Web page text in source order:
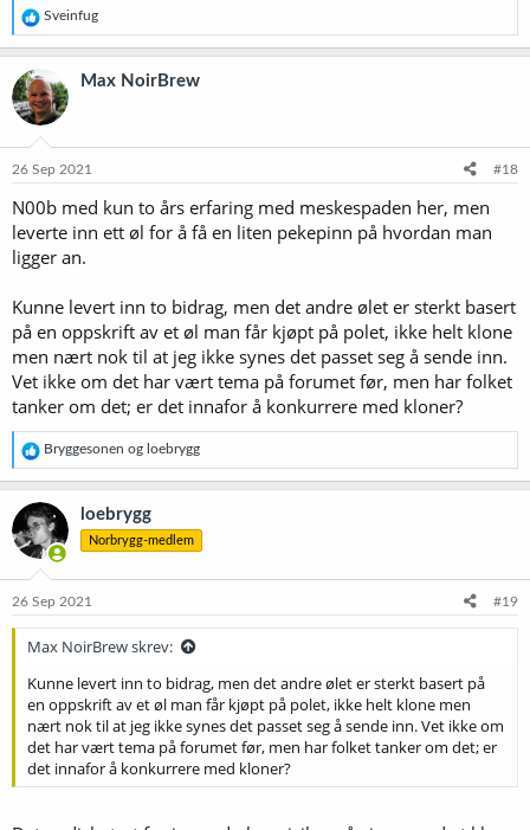
R
e
a
s
j
o
e
:
Sveinfug
Max NoirBrew
26 Sep 2021 #18
N00b med kun to års erfaring med meskespaden her, men
leverte inn ett øl for å få en liten pekepinn på hvordan man
ligger an.
Kunne levert inn to bidrag, men det andre ølet er sterkt basert
på en oppskrift av et øl man får kjøpt på polet, ikke helt klone
men nært nok til at jeg ikke synes det passet seg å sende inn.
Vet ikke om det har vært tema på forumet før, men har folket
tanker om det; er det innafor å konkurrere med kloner?
R
e
a
k
s
j
o
e
Bryggesonen og loebrygg
loebrygg
Norbrygg-medlem
26 Sep 2021 #19
Max NoirBrew skrev:
Kunne levert inn to bidrag, men det andre ølet er sterkt basert på
en oppskrift av et øl man får kjøpt på polet, ikke helt klone men
nært nok til at jeg ikke synes det passet seg å sende inn. Vet ikke om
det har vært tema på forumet før, men har folket tanker om det; er
det innafor å konkurrere med kloner?